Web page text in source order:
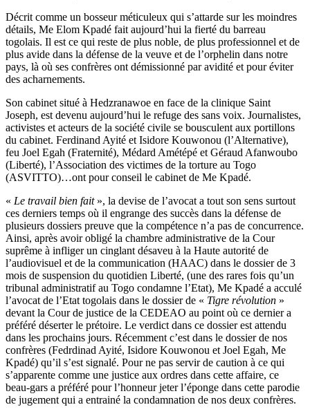
Décrit comme un bosseur méticuleux qui s’attarde sur les moindres
détails, Me Elom Kpadé fait aujourd’hui la fierté du barreau
togolais. Il est ce qui reste de plus noble, de plus professionnel et de
plus avide dans la défense de la veuve et de l’orphelin dans notre
pays, là où ses confrères ont démissionné par avidité et pour éviter
des acharnements.
Son cabinet situé à Hedzranawoe en face de la clinique Saint
Joseph, est devenu aujourd’hui le refuge des sans voix. Journalistes,
activistes et acteurs de la société civile se bousculent aux portillons
du cabinet. Ferdinand Ayité et Isidore Kouwonou (l’Alternative),
feu Joel Egah (Fraternité), Médard Amétépé et Géraud Afanwoubo
(Liberté), l’Association des victimes de la torture au Togo
(ASVITTO)…ont pour conseil le cabinet de Me Kpadé.
« Le travail bien fait», la devise de l’avocat a tout son sens surtout
ces derniers temps où il engrange des succès dans la défense de
plusieurs dossiers preuve que la compétence n’a pas de concurrence.
Ainsi, après avoir obligé la chambre administrative de la Cour
suprême à infliger un cinglant désaveu à la Haute autorité de
l’audiovisuel et de la communication (HAAC) dans le dossier de 3
mois de suspension du quotidien Liberté, (une des rares fois qu’un
tribunal administratif au Togo condamne l’Etat), Me Kpadé a acculé
l’avocat de l’Etat togolais dans le dossier de « Tigre révolution »
devant la Cour de justice de la CEDEAO au point où ce dernier a
préféré déserter le prétoire. Le verdict dans ce dossier est attendu
dans les prochains jours. Récemment c’est dans le dossier de nos
confrères (Fedrdinad Ayité, Isidore Kouwonou et Joel Egah, Me
Kpadé) qu’il s’est signalé. Pour ne pas servir de caution à ce qui
s’apparente comme une justice aux ordres dans cette affaire, ce
beau-gars a préféré pour l’honneur jeter l’éponge dans cette parodie
de jugement qui a entrainé la condamnation de nos deux confrères.